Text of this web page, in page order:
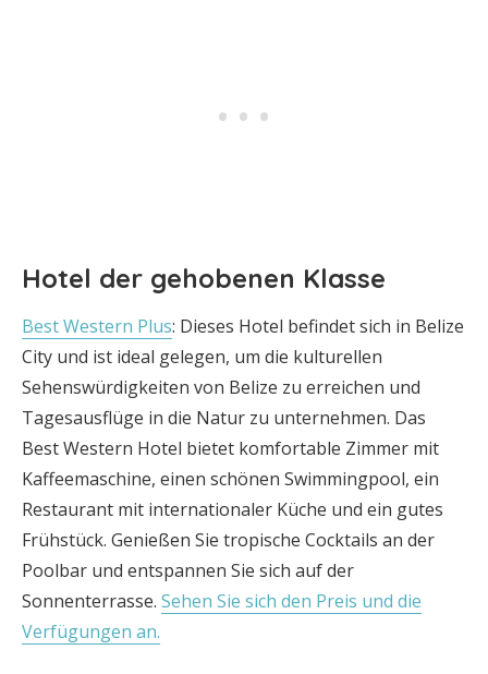
Hotel der gehobenen Klasse
Best Western Plus: Dieses Hotel befindet sich in Belize
City und ist ideal gelegen, um die kulturellen
Sehenswürdigkeiten von Belize zu erreichen und
Tagesausflüge in die Natur zu unternehmen. Das
Best Western Hotel bietet komfortable Zimmer mit
Kaffeemaschine, einen schönen Swimmingpool, ein
Restaurant mit internationaler Küche und ein gutes
Frühstück. Genießen Sie tropische Cocktails an der
Poolbar und entspannen Sie sich auf der
Sonnenterrasse. Sehen Sie sich den Preis und die
Verfügungen an.